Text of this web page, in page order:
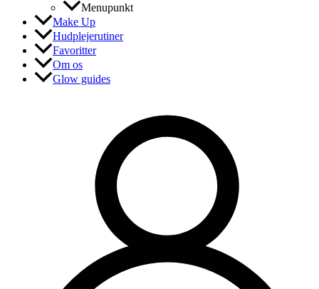
Menupunkt
Make Up
Hudplejerutiner
Favoritter
Om os
Glow guides